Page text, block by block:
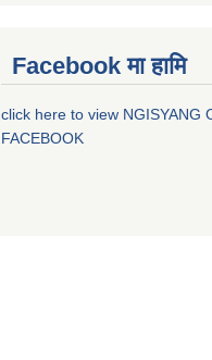
Facebook मा हामि
click here to view NGISYANG
FACEBOOK